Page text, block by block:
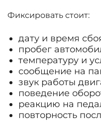
Фиксировать стоит:
дату и время
пробег
температуру и
сообщение на
звук работы
поведение
реакцию на
повторность